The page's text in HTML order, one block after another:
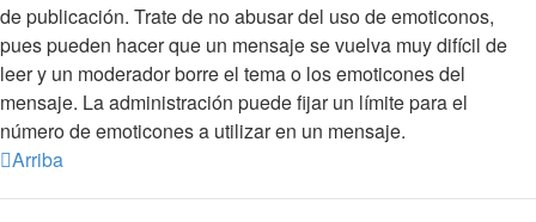
de publicación. Trate de no abusar del uso de emoticonos,
pues pueden hacer que un mensaje se vuelva muy difícil de
leer y un moderador borre el tema o los emoticones del
mensaje. La administración puede fijar un límite para el
número de emoticones a utilizar en un mensaje.
Arriba